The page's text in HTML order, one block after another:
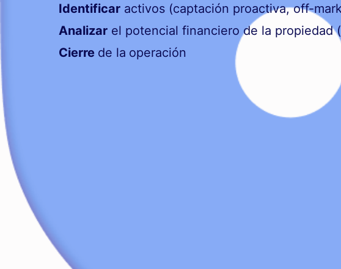
Identificar activos (captación proactiva, off-
Analizar el potencial financiero de la propiedad
Cierre de la operación